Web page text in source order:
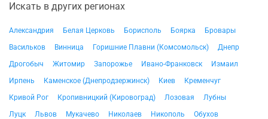
Искать в других регионах
Александрия Белая Церковь Борисполь Боярка
Бровары
Васильков
Винница Горишние Плавни (Комсомольск)
Днепр
Дрогобыч
Житомир Запорожье Ивано-Франковск
Измаил
Ирпень
Каменское (Днепродзержинск) Киев
Кременчуг
Кривой Рог
Кропивницкий (Кировоград) Лозовая
Лубны
Луцк
Львов Мукачево Николаев Никополь
Обухов